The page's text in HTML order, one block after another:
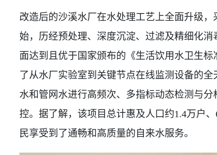
改造后的沙溪水厂在水处理工艺上全面升级
始，历经预处理、深度沉淀、过滤及精细化
面达到且优于国家颁布的《生活饮用水卫生
了从水厂实验室到关键节点在线监测设备的
水和管网水进行高频次、多指标动态检测与
控。据了解，该项目总计惠及人口约1.4万户
民享受到了通畅和高质量的自来水服务。